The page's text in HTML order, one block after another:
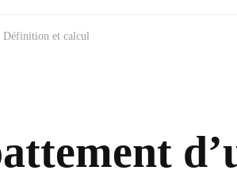
Définition et calcul